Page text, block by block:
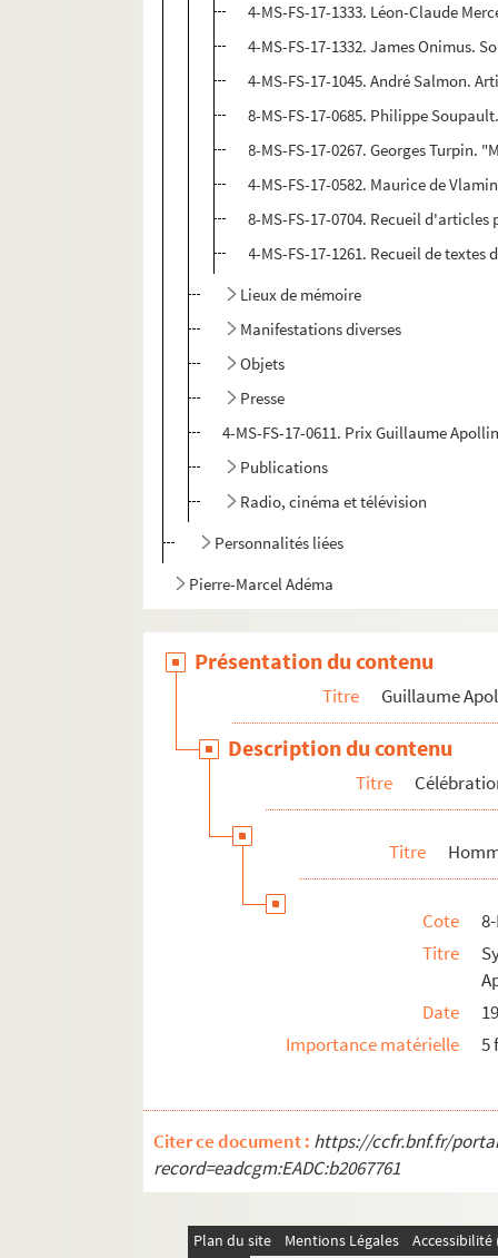
4-MS-FS-17-1333. Léon-Claude
4-MS-FS-17-1332. James Onimus.
4-MS-FS-17-1045. André Salmon.
8-MS-FS-17-0685. Philippe
8-MS-FS-17-0267. Georges Turpin.
4-MS-FS-17-0582. Maurice de
8-MS-FS-17-0704. Recueil
4-MS-FS-17-1261. Recueil de
Lieux de mémoire
Manifestations diverses
Objets
Presse
4-MS-FS-17-0611. Prix Guillaume
Publications
Radio, cinéma et télévision
Personnalités liées
Pierre-Marcel Adéma
Présentation du contenu
Titre Guillaume
Description du contenu
Titre
Titre
Cote
Titre
Date
Importance matérielle
5
Citer ce document : https://ccfr.bnf.fr/
record=eadcgm:EADC:b2067761
Plan du site Mentions Légales